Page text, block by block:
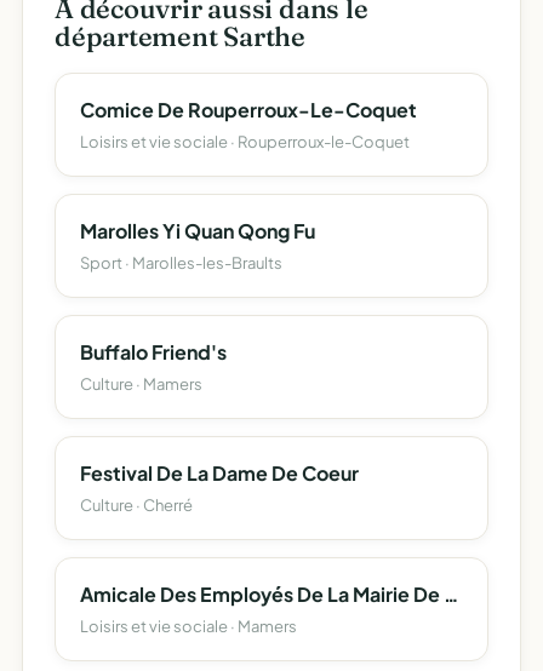
À découvrir aussi dans le
département Sarthe
Comice De Rouperroux-Le-Coquet
Loisirs et vie sociale · Rouperroux-le-Coquet
Marolles Yi Quan Qong Fu
Sport · Marolles-les-Braults
Buffalo Friend's
Culture · Mamers
Festival De La Dame De Coeur
Culture · Cherré
Amicale Des Employés De La Mairie De Mamers
Loisirs et vie sociale · Mamers